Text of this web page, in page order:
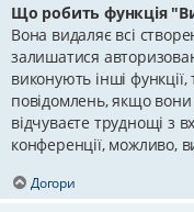
Що робить функція
Вона видаляє всі
залишатися
виконують інші
повідомлень, якщо
відчуваєте труднощі з
конференції, можливо,
Догори